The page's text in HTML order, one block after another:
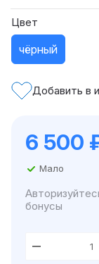
Цвет
чёрный
Добавить в
6 500
Мало
бонусы